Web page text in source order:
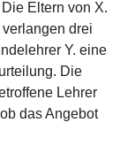
Eltern von X.
drei
Y. eine
Die
Lehrer
das Angebot